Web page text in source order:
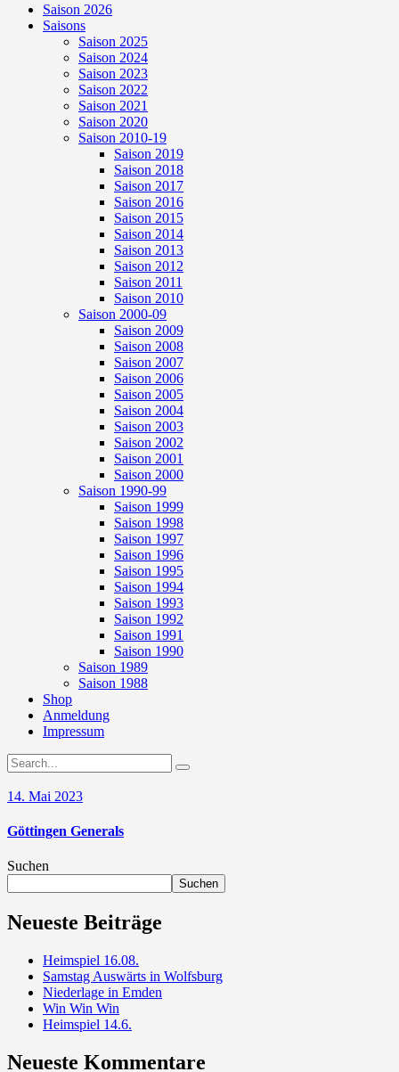
Saison 2026
Saisons
Saison 2025
Saison 2024
Saison 2023
Saison 2022
Saison 2021
Saison 2020
Saison 2010-19
Saison 2019
Saison 2018
Saison 2017
Saison 2016
Saison 2015
Saison 2014
Saison 2013
Saison 2012
Saison 2011
Saison 2010
Saison 2000-09
Saison 2009
Saison 2008
Saison 2007
Saison 2006
Saison 2005
Saison 2004
Saison 2003
Saison 2002
Saison 2001
Saison 2000
Saison 1990-99
Saison 1999
Saison 1998
Saison 1997
Saison 1996
Saison 1995
Saison 1994
Saison 1993
Saison 1992
Saison 1991
Saison 1990
Saison 1989
Saison 1988
Shop
Anmeldung
Impressum
14. Mai 2023
Göttingen Generals
Suchen
Suchen
Neueste Beiträge
Heimspiel 16.08.
Samstag Auswärts in Wolfsburg
Niederlage in Emden
Win Win Win
Heimspiel 14.6.
Neueste Kommentare